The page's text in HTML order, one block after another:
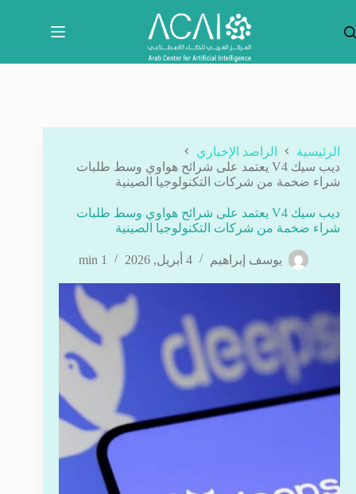
المحتوى
الرئيسية
الراصد الإخباري
ديب سيك V4 يعتمد على شرائح هواوي وسط طلبات
شراء ضخمة من شركات التكنولوجيا الصينية
ديب سيك V4 يعتمد على شرائح هواوي وسط طلبات
شراء ضخمة من شركات التكنولوجيا الصينية
يوسف إبراهيم 4 أبريل, 2026 1 min